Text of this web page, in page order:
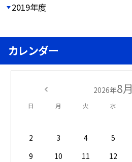
2019年度
カレンダー
2026年8月
日 月 火 水
2
3 4 5
9
10 11 12